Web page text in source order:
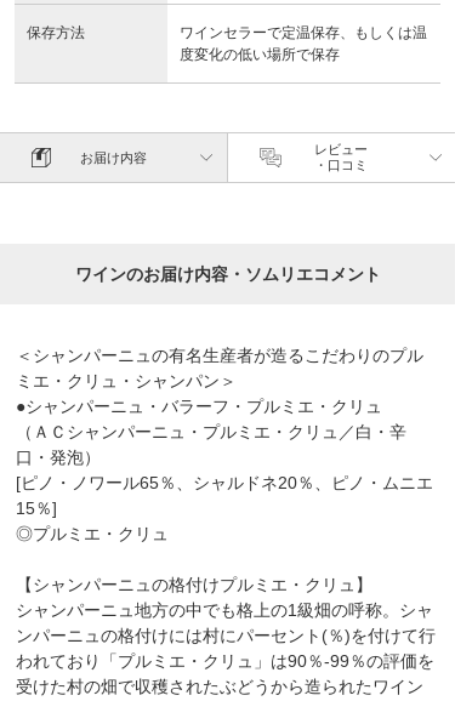
保存方法
ワインセラーで定温保存、もしくは温
度変化の低い場所で保存
お届け内容
レビュー
・口コミ
ワインのお届け内容・ソムリエコメント
＜シャンパーニュの有名生産者が造るこだわりのプル
ミエ・クリュ・シャンパン＞
●シャンパーニュ・バラーフ・プルミエ・クリュ
（ＡＣシャンパーニュ・プルミエ・クリュ／白・辛
口・発泡）
[ピノ・ノワール65％、シャルドネ20％、ピノ・ムニエ
15％]
◎プルミエ・クリュ
【シャンパーニュの格付けプルミエ・クリュ】
シャンパーニュ地方の中でも格上の1級畑の呼称。シャ
ンパーニュの格付けには村にパーセント(％)を付けて行
われており「プルミエ・クリュ」は90％-99％の評価を
受けた村の畑で収穫されたぶどうから造られたワイン